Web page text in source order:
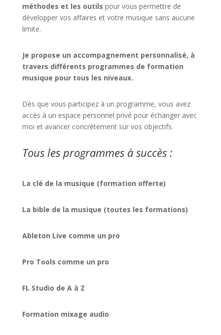
méthodes et les outils pour vous permettre de
développer vos affaires et votre musique sans aucune
limite.
Je propose un accompagnement personnalisé, à
travers différents programmes de formation
musique pour tous les niveaux.
Dès que vous participez à un programme, vous avez
accès à un espace personnel privé pour échanger avec
moi et avancer concrètement sur vos objectifs.
Tous les programmes à succès :
La clé de la musique (formation offerte)
La bible de la musique (toutes les formations)
Ableton Live comme un pro
Pro Tools comme un pro
FL Studio de A à Z
Formation mixage audio